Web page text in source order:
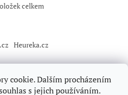
cookie. Dalším procházením
s jejich používáním.
O
d
a
c
í
p
celkem
Heureka.cz